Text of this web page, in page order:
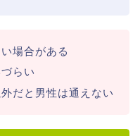
場合がある
らい
だと男性は通えない